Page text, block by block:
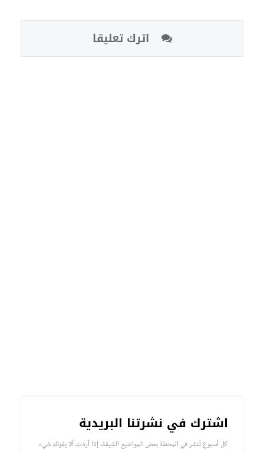
اترك تعليقا
اشترك في نشرتنا البريدية
كل أسبوع تُنشر في المحطة بعض المواضيع الشيقة، إذا أردت ألا يفوتك شيء